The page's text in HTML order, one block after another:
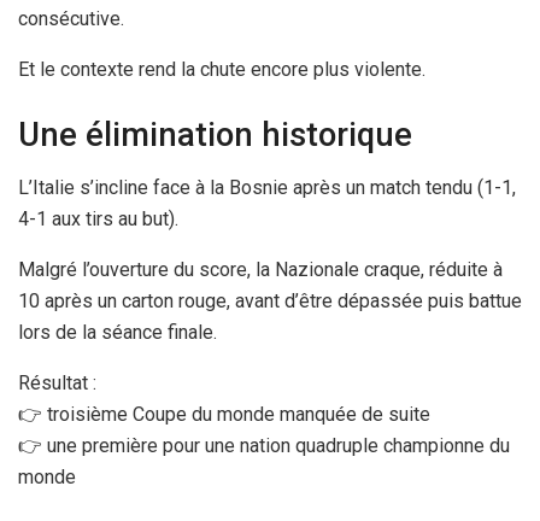
consécutive.
Et le contexte rend la chute encore plus violente.
Une élimination historique
L’Italie s’incline face à la Bosnie après un match tendu (1-1,
4-1 aux tirs au but).
Malgré l’ouverture du score, la Nazionale craque, réduite à
10 après un carton rouge, avant d’être dépassée puis battue
lors de la séance finale.
Résultat :
👉 troisième Coupe du monde manquée de suite
👉 une première pour une nation quadruple championne du
monde